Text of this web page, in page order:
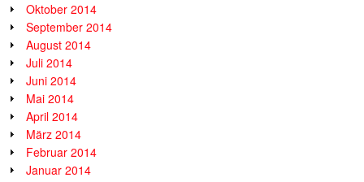
Oktober 2014
September 2014
August 2014
Juli 2014
Juni 2014
Mai 2014
April 2014
März 2014
Februar 2014
Januar 2014